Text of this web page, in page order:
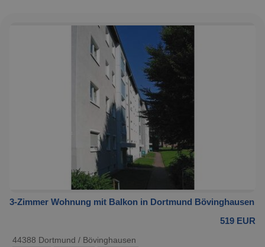
3-Zimmer Wohnung mit Balkon in Dortmund Bövinghausen
519 EUR
44388 Dortmund / Bövinghausen